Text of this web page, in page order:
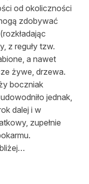
od okoliczności
zdobywać
z reguły tzw.
a nawet
żywe, drzewa.
boczniak
jednak,
dalej i w
zupełnie